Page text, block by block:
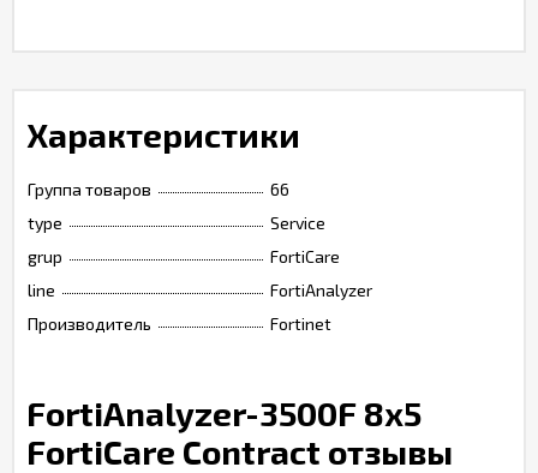
Характеристики
Группа товаров
66
type
Service
grup
FortiCare
line
FortiAnalyzer
Производитель
Fortinet
FortiAnalyzer-3500F 8x5
FortiCare Contract отзывы